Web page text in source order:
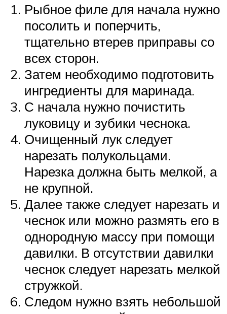
Рыбное филе для начала нужно
посолить и поперчить,
тщательно втерев приправы со
всех сторон.
Затем необходимо подготовить
ингредиенты для маринада.
С начала нужно почистить
луковицу и зубики чеснока.
Очищенный лук следует
нарезать полукольцами.
Нарезка должна быть мелкой, а
не крупной.
Далее также следует нарезать и
чеснок или можно размять его в
однородную массу при помощи
давилки. В отсутствии давилки
чеснок следует нарезать мелкой
стружкой.
Следом нужно взять небольшой